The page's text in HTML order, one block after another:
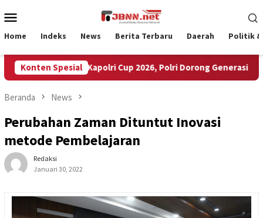
ke
Mobile
Home Indeks News Berita Terbaru Daerah Politik &
Konten Spesial
Peserta Ikuti Kapolri Cup 2026, Polri Dorong Generasi Muda
Beranda News
Perubahan Zaman Dituntut Inovasi
metode Pembelajaran
Redaksi
Januari 30, 2022